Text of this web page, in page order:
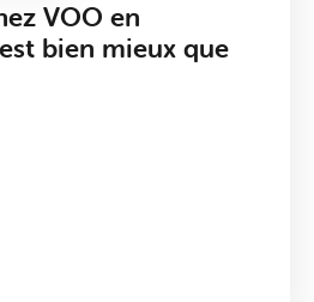
VOO en
bien mieux que